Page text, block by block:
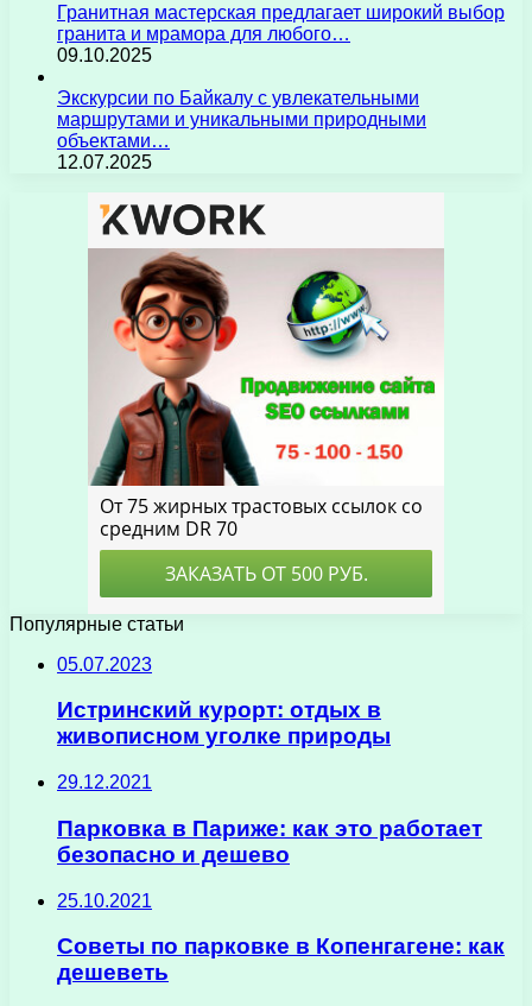
Гранитная мастерская предлагает широкий выбор
гранита и мрамора для любого…
09.10.2025
Экскурсии по Байкалу с увлекательными
маршрутами и уникальными природными
объектами…
12.07.2025
Популярные статьи
05.07.2023
Истринский курорт: отдых в
живописном уголке природы
29.12.2021
Парковка в Париже: как это работает
безопасно и дешево
25.10.2021
Советы по парковке в Копенгагене: как
дешеветь